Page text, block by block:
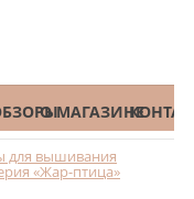
О МАГАЗИНЕ
для вышивания
«Жар-птица»